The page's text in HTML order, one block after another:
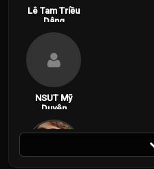
Lê Tam Triều
Dâng
NSUT Mỹ
Duyên